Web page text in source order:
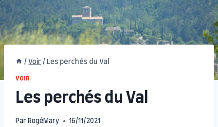
/ Voir / Les perchés du Val
VOIR
Les perchés du Val
Par RogéMary 16/11/2021